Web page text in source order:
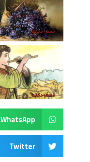
WhatsApp
Twitter